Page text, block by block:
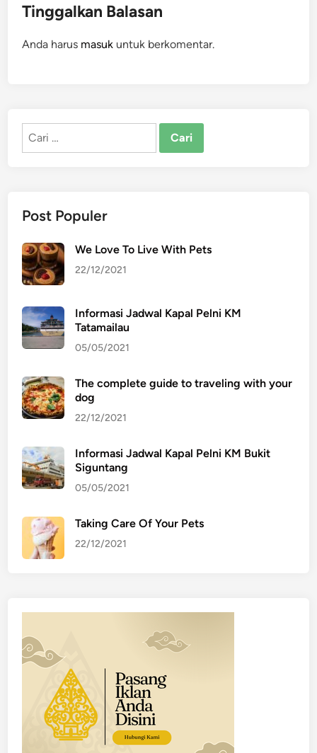
Tinggalkan Balasan
Anda harus masuk untuk berkomentar.
Cari
Post Populer
We Love To Live With Pets
22/12/2021
Informasi Jadwal Kapal Pelni KM
Tatamailau
05/05/2021
The complete guide to traveling with your
dog
22/12/2021
Informasi Jadwal Kapal Pelni KM Bukit
Siguntang
05/05/2021
Taking Care Of Your Pets
22/12/2021